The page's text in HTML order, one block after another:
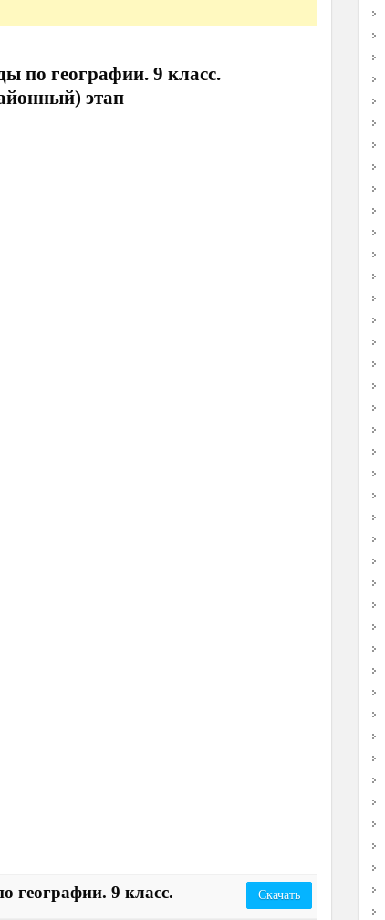
по географии. 9 класс.
этап
географии. 9 класс. Скачать